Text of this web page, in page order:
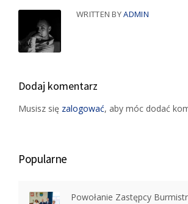
WRITTEN BYADMIN
Dodaj komentarz
Musisz się zalogować, aby móc dodać
Popularne
Powołanie Zastępcy